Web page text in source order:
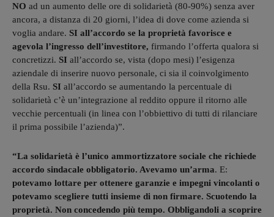
NO ad un aumento delle ore di solidarietà (80-90%) senza aver
ancora, a distanza di 20 giorni, l’idea di dove come azienda si
voglia andare. SI all’accordo se la proprietà favorisce e
agevola l’ingresso dell’investitore, firmando l’offerta qualora si
concretizzi. SI all’accordo se, vista (dopo mesi) l’esigenza
aziendale di inserire nuovo personale, ci sia il coinvolgimento
della Rsu. SI all’accordo se aumentando la percentuale di
solidarietà c’è un’integrazione al reddito oppure il ritorno alle
vecchie percentuali (in linea con l’obbiettivo di tutti di rilanciare
il prima possibile l’azienda)”.
“La solidarietà è l’unico ammortizzatore sociale che richiede
accordo sindacale obbligatorio. Avevamo un’arma. E:
potevamo lottare per ottenere garanzie e impegni vincolanti o
potevamo scegliere tutti insieme di non firmare. Scuotendo la
proprietà. Non concedendo più tempo. Obbligandoli a scoprire